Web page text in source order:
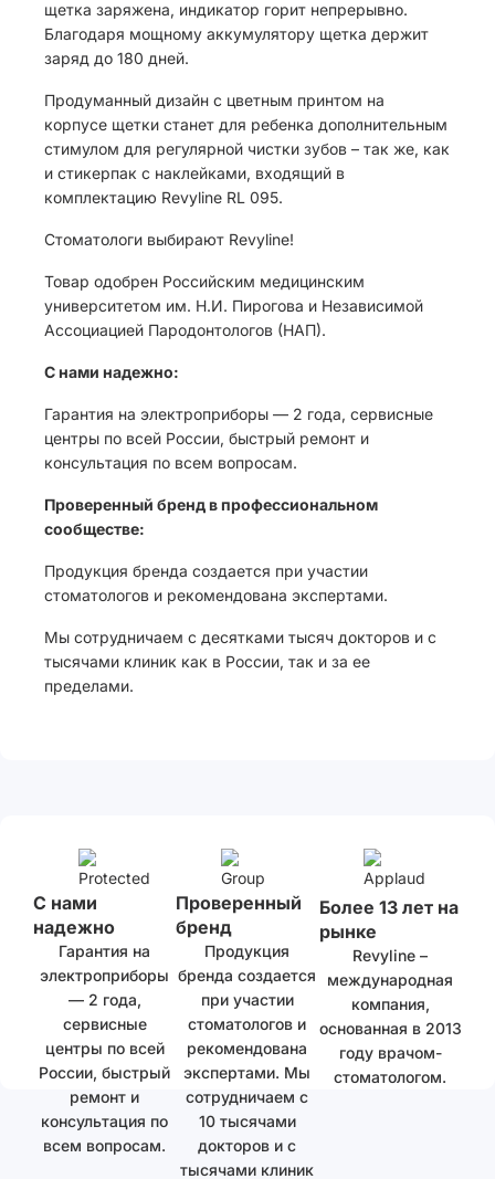
щетка заряжена, индикатор горит непрерывно.
Благодаря мощному аккумулятору щетка держит
заряд до 180 дней.
Продуманный дизайн с цветным принтом на
корпусе щетки станет для ребенка дополнительным
стимулом для регулярной чистки зубов – так же, как
и стикерпак с наклейками, входящий в
комплектацию Revyline RL 095.
Стоматологи выбирают Revyline!
Товар одобрен Российским медицинским
университетом им. Н.И. Пирогова и Независимой
Ассоциацией Пародонтологов (НАП).
С нами надежно:
Гарантия на электроприборы — 2 года, сервисные
центры по всей России, быстрый ремонт и
консультация по всем вопросам.
Проверенный бренд в профессиональном
сообществе:
Продукция бренда создается при участии
стоматологов и рекомендована экспертами.
Мы сотрудничаем с десятками тысяч докторов и с
тысячами клиник как в России, так и за ее
пределами.
С нами
надежно
Гарантия на
электроприборы
— 2 года,
сервисные
центры по всей
России, быстрый
ремонт и
консультация по
всем вопросам.
Проверенный
бренд
Продукция
бренда создается
при участии
стоматологов и
рекомендована
экспертами. Мы
сотрудничаем с
10 тысячами
докторов и с
тысячами клиник
Более 13 лет на
рынке
Revyline –
международная
компания,
основанная в 2013
году врачом-
стоматологом.